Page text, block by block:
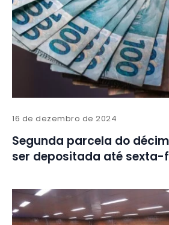
16 de dezembro de 2024
Segunda parcela do
ser depositada até sexta-